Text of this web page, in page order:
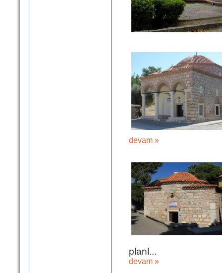
devam »
planl...
devam »